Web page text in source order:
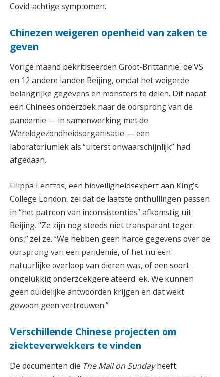
Covid-achtige symptomen.
Chinezen weigeren openheid van zaken te
geven
Vorige maand bekritiseerden Groot-Brittannië, de VS
en 12 andere landen Beijing, omdat het weigerde
belangrijke gegevens en monsters te delen. Dit nadat
een Chinees onderzoek naar de oorsprong van de
pandemie — in samenwerking met de
Wereldgezondheidsorganisatie — een
laboratoriumlek als “uiterst onwaarschijnlijk” had
afgedaan.
Filippa Lentzos, een bioveiligheidsexpert aan King’s
College London, zei dat de laatste onthullingen passen
in “het patroon van inconsistenties” afkomstig uit
Beijing. “Ze zijn nog steeds niet transparant tegen
ons,” zei ze. “We hebben geen harde gegevens over de
oorsprong van een pandemie, of het nu een
natuurlijke overloop van dieren was, of een soort
ongelukkig onderzoekgerelateerd lek. We kunnen
geen duidelijke antwoorden krijgen en dat wekt
gewoon geen vertrouwen.”
Verschillende Chinese projecten om
ziekteverwekkers te vinden
De documenten die The Mail on Sundayheeft